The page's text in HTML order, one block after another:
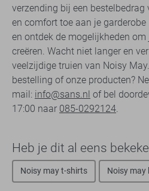
verzending bij een
en comfort toe aan je
en ontdek de mogelijkheden
creëren. Wacht niet langer en
veelzijdige truien van Noisy
bestelling of onze producten?
mail: info@sans.nl of bel
17:00 naar 085-0292124.
Heb je dit al eens
Noisy may t-shirts Noisy may